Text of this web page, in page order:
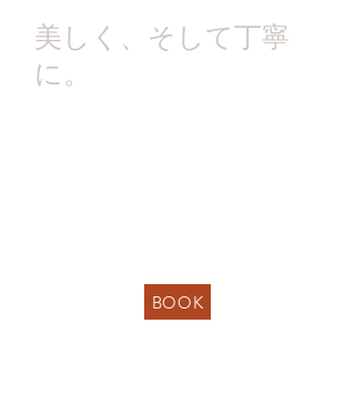
​美しく、そして丁寧
に。
BOOK